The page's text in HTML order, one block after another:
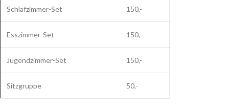
Schlafzimmer-Set 150,-
Esszimmer-Set 150,-
Jugendzimmer-Set 150,-
Sitzgruppe 50,-